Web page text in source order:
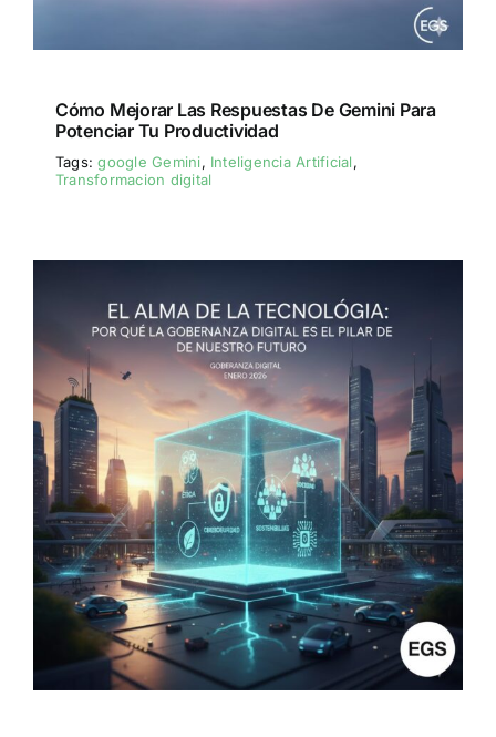
Cómo Mejorar Las Respuestas De Gemini Para
Potenciar Tu Productividad
Tags:google Gemini, Inteligencia Artificial,
Transformacion digital